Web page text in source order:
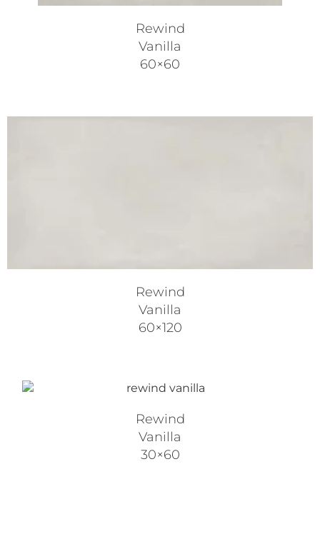
Rewind
Vanilla
60×60
Rewind
Vanilla
60×120
Rewind
Vanilla
30×60